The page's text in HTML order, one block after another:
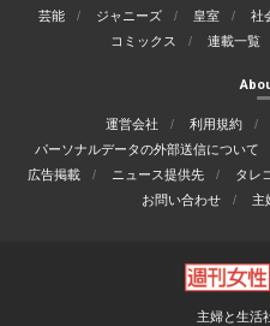
芸能 ジャニーズ 皇室 社
コミックス
連載一覧
運営会社 利用規約
パーソナルデータの外部送信について
広告掲載
ニュース提供先 タレ
お問い合わせ
主
主婦と生活